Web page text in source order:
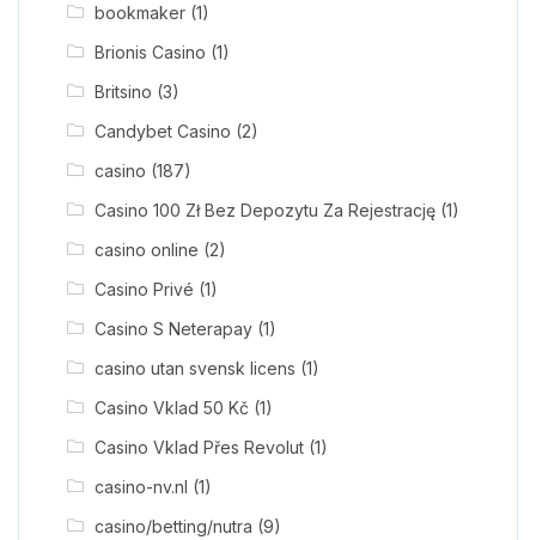
bookmaker(1)
Brionis Casino (1)
Britsino (3)
Candybet Casino (2)
casino (187)
Casino 100 Zł Bez Depozytu Za Rejestrację(1)
casino online (2)
Casino Privé (1)
Casino S Neterapay(1)
casino utan svensk licens (1)
Casino Vklad 50 Kč (1)
Casino Vklad Přes Revolut(1)
casino-nv.nl (1)
casino/betting/nutra (9)